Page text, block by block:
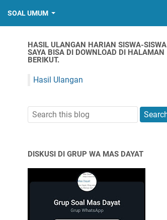
SOAL UMUM
HASIL ULANGAN HARIAN SISWA-SISWA
SAYA BISA DI DOWNLOAD DI HALAMAN
BERIKUT.
Hasil Ulangan
DISKUSI DI GRUP WA MAS DAYAT